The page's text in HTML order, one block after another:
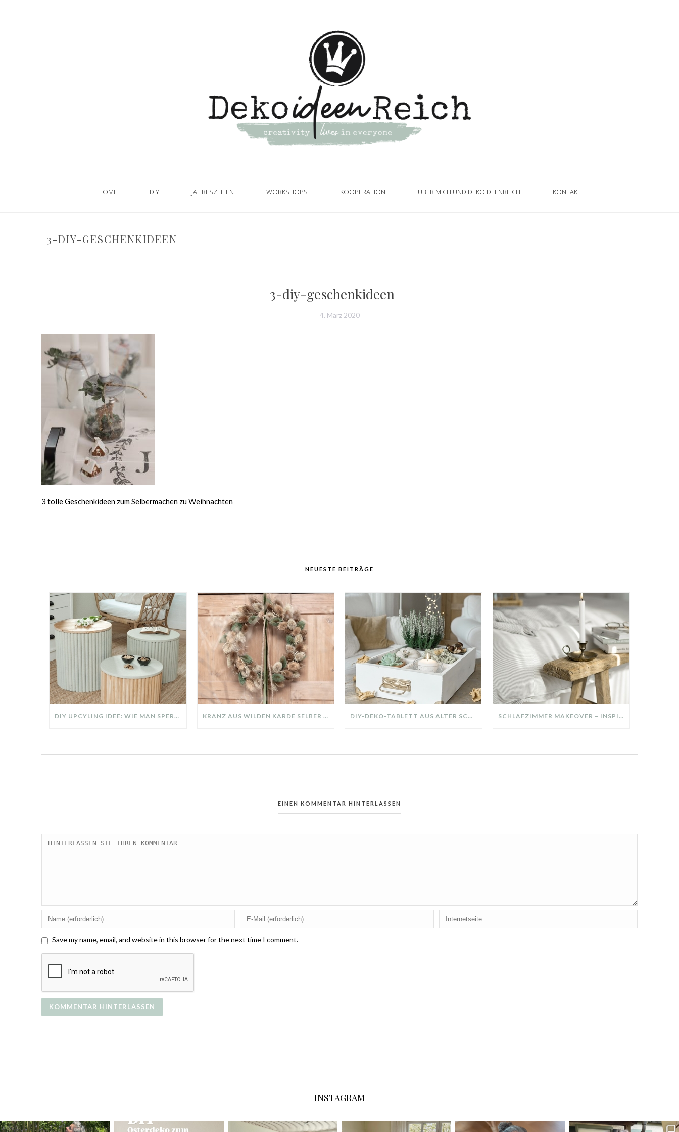
HOME DIY JAHRESZEITEN WORKSHOPS KOOPERATION ÜBER MICH UND DEKOIDEENREICH KONTAKT
3-DIY-GESCHENKIDEEN
3-diy-geschenkideen
4. März 2020
3 tolle Geschenkideen zum Selbermachen zu Weihnachten
NEUESTE BEITRÄGE
DIY UPCYLING IDEE: WIE MAN SPERRMÜLL IN EIN DESIGNER TEIL VERWANDELT KRANZ AUS WILDEN KARDE SELBER MACHEN: HERBSTDEKO GANZ EINFACH DIY-DEKO-TABLETT AUS ALTER SCHUBLADE – NACHHALTIGE HERBSTDEKO SELBER MACHEN! SCHLAFZIMMER MAKEOVER – INSPIRATION FÜR DEIN SCHLAFZIMMER: AUS ALT MACH NEU – HELL, GEMÜTLICH UND EINLADEND
EINEN KOMMENTAR HINTERLASSEN
Save my name, email, and website in this browser for the next time I comment.
INSTAGRAM